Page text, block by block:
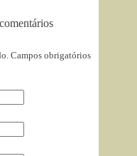
Campos obrigatórios